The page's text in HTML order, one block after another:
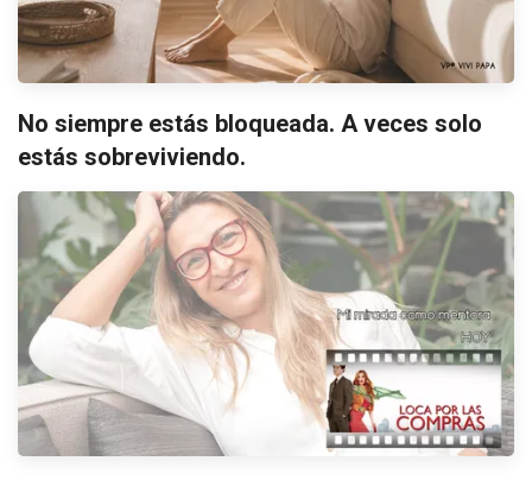
No siempre estás bloqueada. A veces solo
estás sobreviviendo.